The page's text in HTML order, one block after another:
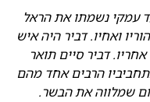
עמקי נשמתו את הראל
ואחיו. דביר היה איש
דביר סיים תואר
הרבים אחד מהם
שמלווה את הבשר.